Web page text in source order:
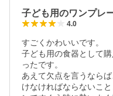
子ども用のワンプレ
4.0
すごくかわいいです。
子ども用の食器として
ったです。
あえて欠点を言うなら
けなければならないこ